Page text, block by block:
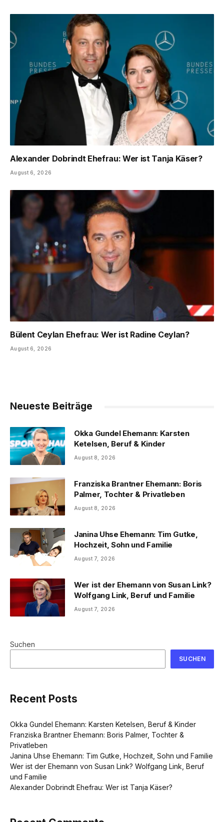
Alexander Dobrindt Ehefrau: Wer ist Tanja Käser?
August 6, 2026
Bülent Ceylan Ehefrau: Wer ist Radine Ceylan?
August 6, 2026
Neueste Beiträge
Okka Gundel Ehemann: Karsten
Ketelsen, Beruf & Kinder
August 8, 2026
Franziska Brantner Ehemann: Boris
Palmer, Tochter & Privatleben
August 8, 2026
Janina Uhse Ehemann: Tim Gutke,
Hochzeit, Sohn und Familie
August 7, 2026
Wer ist der Ehemann von Susan Link?
Wolfgang Link, Beruf und Familie
August 7, 2026
Suchen
SUCHEN
Recent Posts
Okka Gundel Ehemann: Karsten Ketelsen, Beruf & Kinder
Franziska Brantner Ehemann: Boris Palmer, Tochter &
Privatleben
Janina Uhse Ehemann: Tim Gutke, Hochzeit, Sohn und Familie
Wer ist der Ehemann von Susan Link? Wolfgang Link, Beruf
und Familie
Alexander Dobrindt Ehefrau: Wer ist Tanja Käser?